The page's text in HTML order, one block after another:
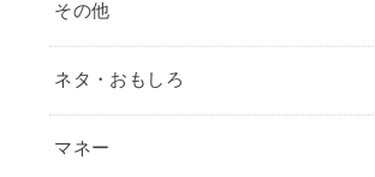
その他
ネタ・おもしろ
マネー